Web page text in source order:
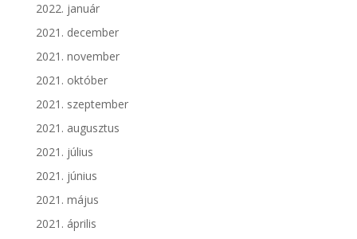
2022. január
2021. december
2021. november
2021. október
2021. szeptember
2021. augusztus
2021. július
2021. június
2021. május
2021. április